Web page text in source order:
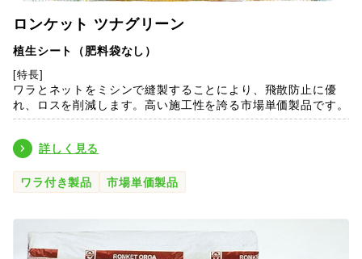
ロンケット ツナグリーン
植生シート（肥料袋なし）
[特長]
ワラとネットをミシンで縫製することにより、飛散防止に優
れ、ロスを削減します。高い施工性を誇る市場単価製品です。
詳しく見る
ワラ付き製品 市場単価製品